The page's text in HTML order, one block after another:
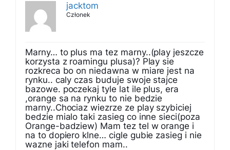
jacktom
Członek
Marny… to plus ma tez marny..(play jeszcze
korzysta z roamingu plusa)? Play sie
rozkreca bo on niedawna w miare jest na
rynku.. caly czas buduje swoje stajce
bazowe. poczekaj tyle lat ile plus, era
,orange sa na rynku to nie bedzie
marny..Chociaz wiezrze ze play szybiciej
bedzie mialo taki zasieg co inne sieci(poza
Orange-badziew) Mam tez tel w orange i
na to dopiero klne… cigle gubie zasieg i nie
wazne jaki telefon mam..